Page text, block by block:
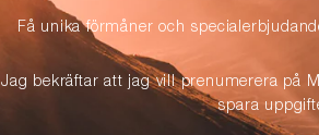
Få unika förmåner och
Jag bekräftar att jag vill prenumerera på
spara